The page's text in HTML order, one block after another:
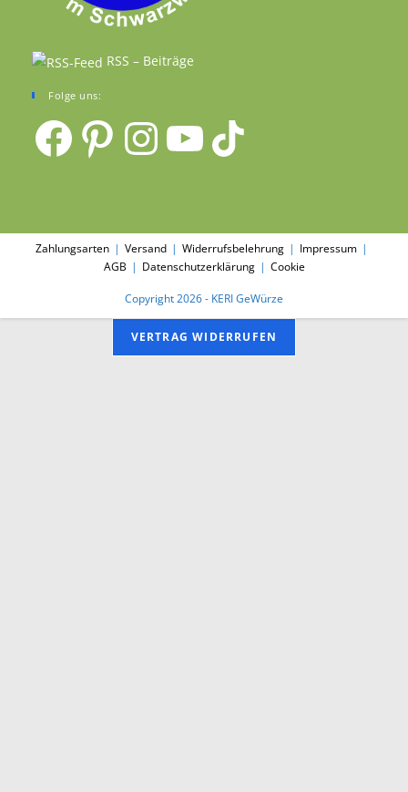
RSS – Beiträge
Folge uns:
FacebookPinterestInstagramYouTube TikTok
Zahlungsarten Versand Widerrufsbelehrung
Impressum
AGB
Datenschutzerklärung Cookie
Copyright 2026 - KERI GeWürze
VERTRAG WIDERRUFEN